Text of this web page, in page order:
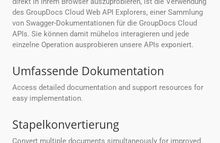
des GroupDocs Cloud Web API Explorers, einer Sammlung
von Swagger-Dokumentationen für die GroupDocs Cloud
APIs. Sie können damit mühelos interagieren und jede
einzelne Operation ausprobieren unsere APIs exponiert.
Umfassende Dokumentation
Access detailed documentation and support resources for
easy implementation.
Stapelkonvertierung
Convert multiple documents simultaneously for improved